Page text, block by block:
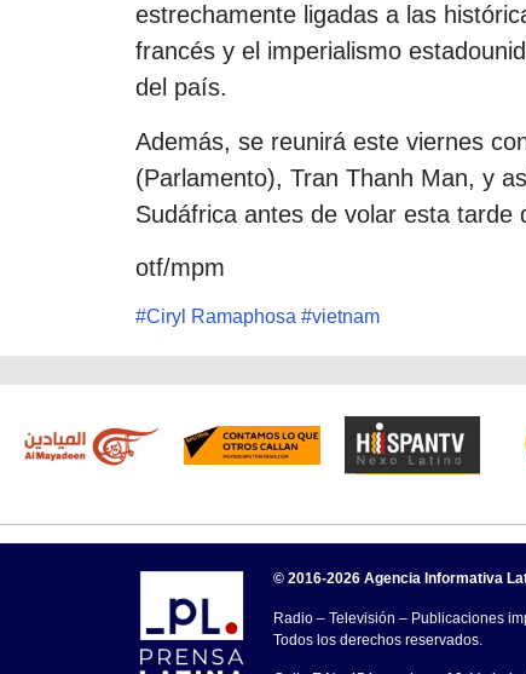
estrechamente ligadas a las
francés y el imperialismo
del país.
Además, se reunirá este viernes
(Parlamento), Tran Thanh Man, y
Sudáfrica antes de volar esta tarde
otf/mpm
#Ciryl Ramaphosa #vietnam
© 2016-2026 Agencia Informativa
Radio – Televisión – Publicaciones
Todos los derechos reservados.